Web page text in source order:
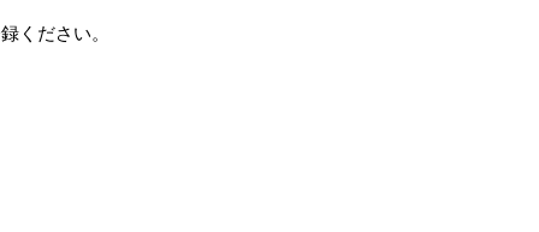
ください。